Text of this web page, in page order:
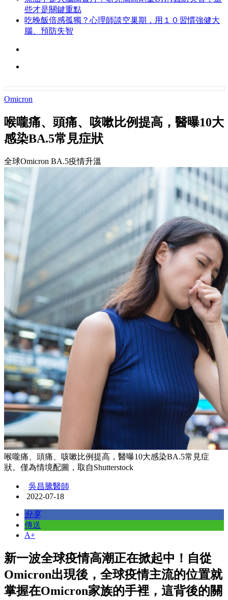
些才是關鍵重點
吃晚飯倍感孤獨？心理師談空巢期，用１０習慣強健大
腦、預防失智
Omicron
喉嚨痛、頭痛、咳嗽比例提高，醫曝10大
感染BA.5常見症狀
全球Omicron BA.5疫情升溫
喉嚨痛、頭痛、咳嗽比例提高，醫曝10大感染BA.5常見症
狀。僅為情境配圖，取自Shutterstock
吳昌騰醫師
2022-07-18
分享
傳送
A+
新一波全球疫情高潮正在掀起中！自從
Omicron出現後，全球疫情主流的位置就
掌握在Omicron家族的手裡，這背後的關